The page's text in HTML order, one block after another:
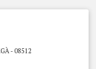
- 08512